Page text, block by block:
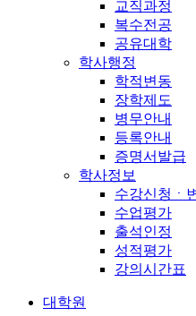
교직과정
복수전공
공유대학
학사행정
학적변동
장학제도
병무안내
등록안내
증명서발급
학사정보
수강신청ㆍ
수업평가
출석인정
성적평가
강의시간표
대학원